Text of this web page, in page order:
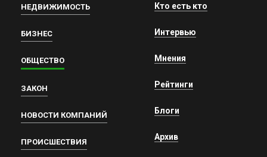
НЕДВИЖИМОСТЬ
БИЗНЕС
ОБЩЕСТВО
ЗАКОН
НОВОСТИ КОМПАНИЙ
ПРОИСШЕСТВИЯ
Кто есть кто
Интервью
Мнения
Рейтинги
Блоги
Архив